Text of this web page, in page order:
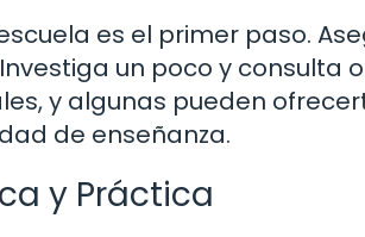
es el primer paso.
un poco y consulta
y algunas pueden
de enseñanza.
y Práctica